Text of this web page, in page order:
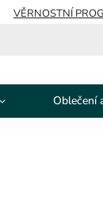
VĚRNOSTNÍ
Oblečení